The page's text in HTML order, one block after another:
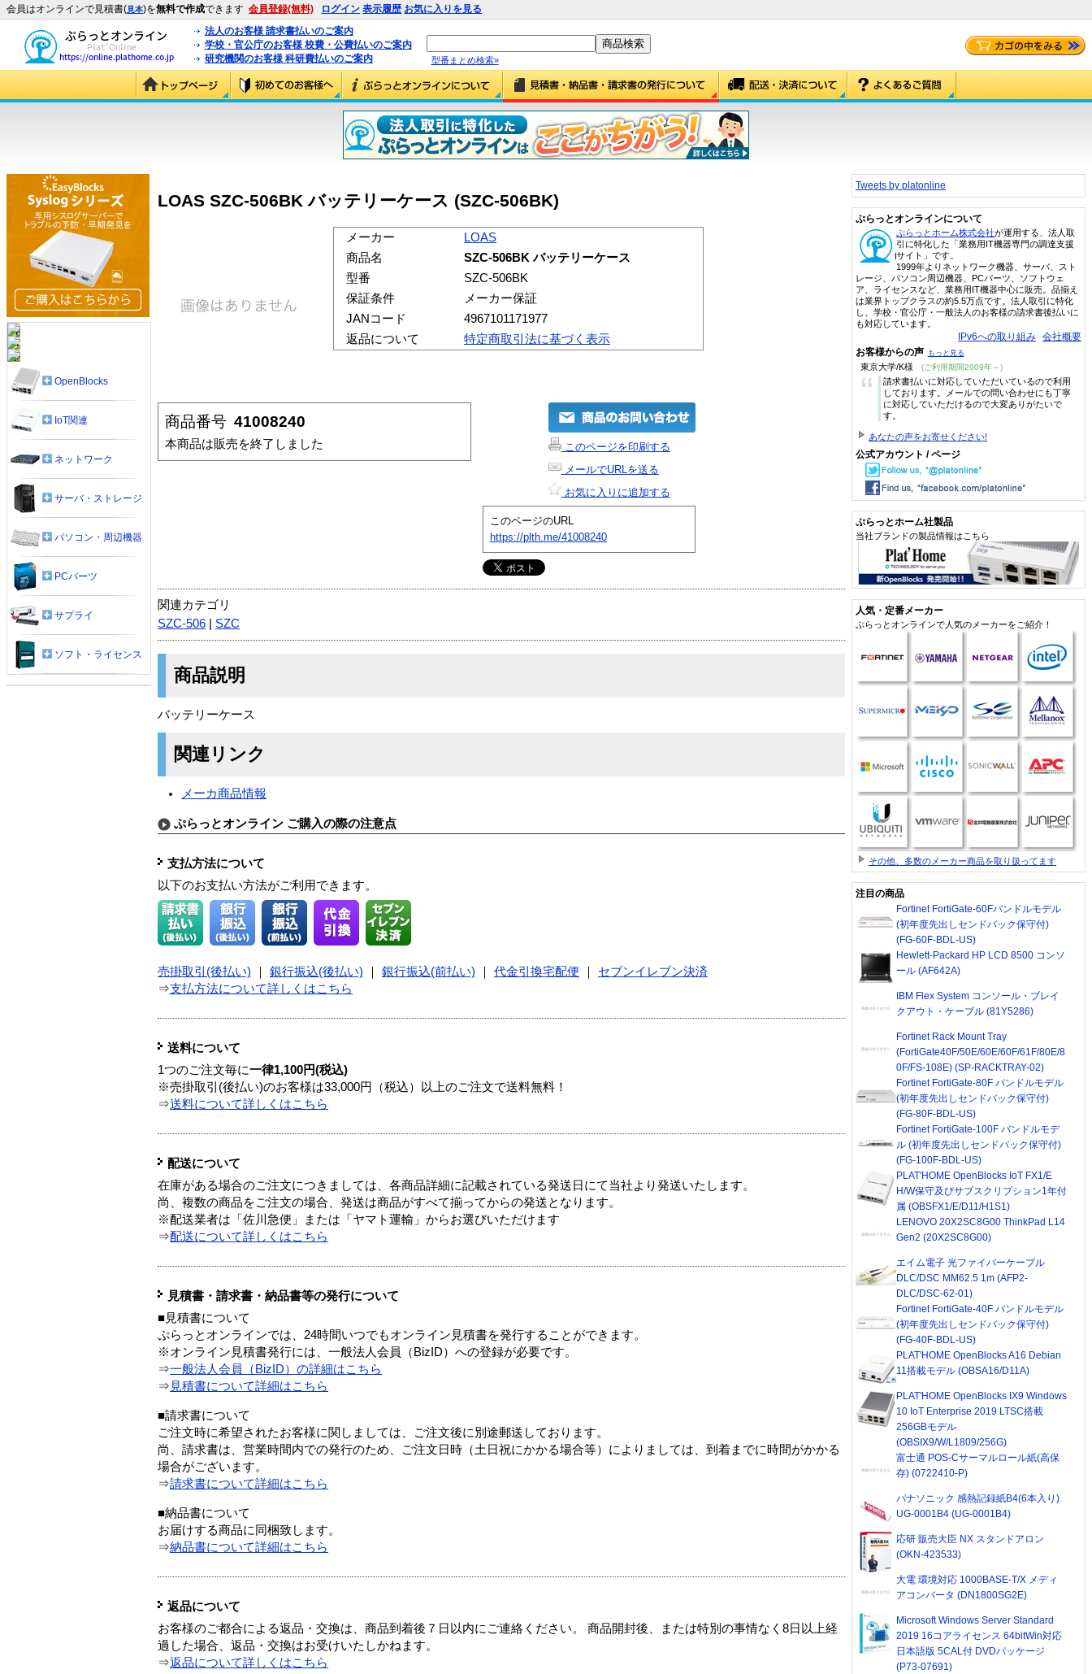
会員はオンラインで見積書(見本)を無料で作成できます 会員登録(無料) ログイン 表示履歴 お気に入りを見る
法人のお客様 請求書払いのご案内
学校・官公庁のお客様 校費・公費払いのご案内
研究機関のお客様 科研費払いのご案内
型番まとめ検索»
LOAS SZC-506BK バッテリーケース (SZC-506BK)
メーカー
LOAS
商品名
SZC-506BK バッテリーケース
型番
SZC-506BK
保証条件
メーカー保証
JANコード
4967101171977
返品について
特定商取引法に基づく表示
商品番号 41008240
本商品は販売を終了しました
このページを印刷する
メールでURLを送る
お気に入りに追加する
このページのURL
https://plth.me/41008240
関連カテゴリ
SZC-506
SZC
商品説明
バッテリーケース
関連リンク
メーカ商品情報
ぷらっとオンライン ご購入の際の注意点
支払方法について
以下のお支払い方法がご利用できます。
売掛取引(後払い) 銀行振込(後払い) 銀行振込(前払い) 代金引換宅配便
セブンイレブン決済
⇒支払方法について詳しくはこちら
送料について
1つのご注文毎に一律1,100円(税込)
※売掛取引(後払い)のお客様は33,000円（税込）以上のご注文で送料無料！
⇒送料について詳しくはこちら
配送について
在庫がある場合のご注文につきましては、各商品詳細に記載されている発送日にて当社より発送いたします。
尚、複数の商品をご注文の場合、発送は商品がすべて揃ってからの発送となります。
※配送業者は「佐川急便」または「ヤマト運輸」からお選びいただけます
⇒配送について詳しくはこちら
見積書・請求書・納品書等の発行について
■見積書について
ぷらっとオンラインでは、24時間いつでもオンライン見積書を発行することができます。
※オンライン見積書発行には、一般法人会員（BizID）への登録が必要です。
⇒一般法人会員（BizID）の詳細はこちら
⇒ 見積書について詳細はこちら
■請求書について
ご注文時に希望されたお客様に関しましては、ご注文後に別途郵送しております。
尚、請求書は、営業時間内での発行のため、ご注文日時（土日祝にかかる場合等）によりましては、到着までに時間がかかる
場合がございます。
⇒請求書について詳細はこちら
■納品書について
お届けする商品に同梱致します。
⇒納品書について詳細はこちら
返品について
お客様のご都合による返品・交換は、商品到着後７日以内にご連絡ください。 商品開封後、または特別の事情なく8日以上経
過した場合、返品・交換はお受けいたしかねます。
⇒返品について詳しくはこちら
OpenBlocks
IoT関連
ネットワーク
サーバ・ストレージ
パソコン・周辺機器
PCパーツ
サプライ
ソフト・ライセンス
Tweets by platonline
ぷらっとオンラインについて
ぷらっとホーム株式会社が運用する、法人取
引に特化した「業務用IT機器専門の調達支援
サイト」です。
1999年よりネットワーク機器、サーバ、スト
レージ、パソコン周辺機器、PCパーツ、ソフトウェ
ア、ライセンスなど、業務用IT機器中心に販売。品揃え
は業界トップクラスの約5.5万点です。法人取引に特化
し、学校・官公庁・一般法人のお客様の請求書後払いに
も対応しています。
IPv6への取り組み 会社概要
お客様からの声 もっと見る
東京大学/K様 (ご利用期間2009年～)
“
請求書払いに対応していただいているので利用
しております。メールでの問い合わせにも丁寧
に対応していただけるので大変ありがたいで
す。
あなたの声をお寄せください!
公式アカウント / ページ
ぷらっとホーム社製品
当社ブランドの製品情報はこちら
人気・定番メーカー
ぷらっとオンラインで人気のメーカーをご紹介！
その他、多数のメーカー商品を取り扱ってます
注目の商品
Fortinet FortiGate-60Fバンドルモデル
(初年度先出しセンドバック保守付)
(FG-60F-BDL-US)
Hewlett-Packard HP LCD 8500 コンソ
ール (AF642A)
IBM Flex System コンソール・ブレイ
クアウト・ケーブル (81Y5286)
Fortinet Rack Mount Tray
(FortiGate40F/50E/60E/60F/61F/80E/8
0F/FS-108E) (SP-RACKTRAY-02)
Fortinet FortiGate-80F バンドルモデル
(初年度先出しセンドバック保守付)
(FG-80F-BDL-US)
Fortinet FortiGate-100F バンドルモデ
ル (初年度先出しセンドバック保守付)
(FG-100F-BDL-US)
PLAT'HOME OpenBlocks IoT FX1/E
H/W保守及びサブスクリプション1年付
属 (OBSFX1/E/D11/H1S1)
LENOVO 20X2SC8G00 ThinkPad L14
Gen2 (20X2SC8G00)
エイム電子 光ファイバーケーブル
DLC/DSC MM62.5 1m (AFP2-
DLC/DSC-62-01)
Fortinet FortiGate-40F バンドルモデル
(初年度先出しセンドバック保守付)
(FG-40F-BDL-US)
PLAT'HOME OpenBlocks A16 Debian
11搭載モデル (OBSA16/D11A)
PLAT'HOME OpenBlocks IX9 Windows
10 IoT Enterprise 2019 LTSC搭載
256GBモデル
(OBSIX9/W/L1809/256G)
富士通 POS-Cサーマルロール紙(高保
存) (0722410-P)
パナソニック 感熱記録紙B4(6本入り)
UG-0001B4 (UG-0001B4)
応研 販売大臣 NX スタンドアロン
(OKN-423533)
大電 環境対応 1000BASE-T/X メディ
アコンバータ (DN1800SG2E)
Microsoft Windows Server Standard
2019 16コアライセンス 64bitWin対応
日本語版 5CAL付 DVDパッケージ
(P73-07691)